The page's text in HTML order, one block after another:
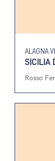
ALAGNA
SICILIA
Rosso